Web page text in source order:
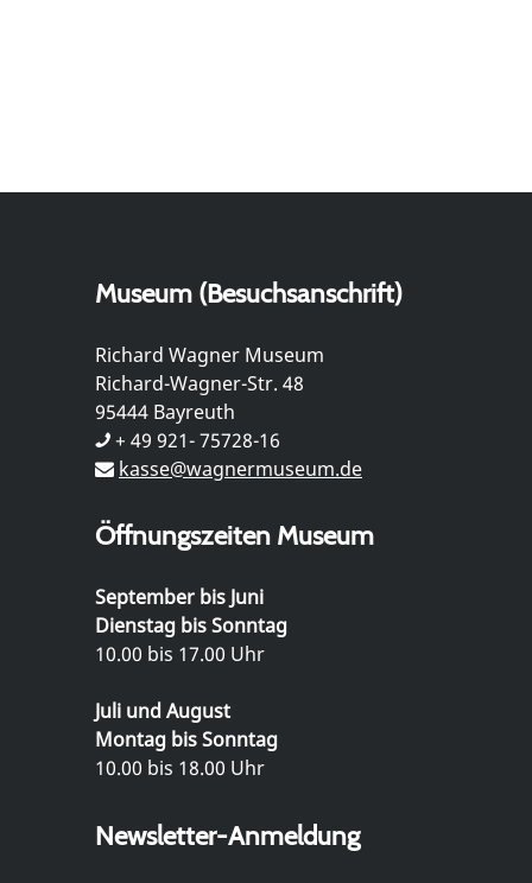
Museum (Besuchsanschrift)
Richard Wagner Museum
Richard-Wagner-Str. 48
95444 Bayreuth
+ 49 921- 75728-16
kasse@wagnermuseum.de
Öffnungszeiten Museum
September bis Juni
Dienstag bis Sonntag
10.00 bis 17.00 Uhr
Juli und August
Montag bis Sonntag
10.00 bis 18.00 Uhr
Newsletter-Anmeldung